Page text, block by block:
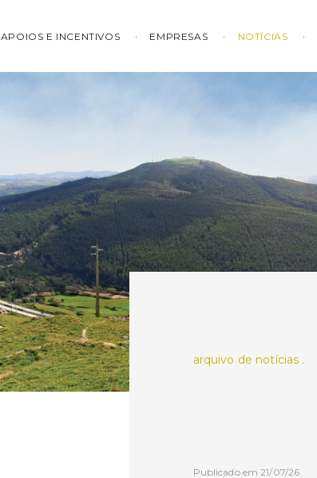
APOIOS E INCENTIVOS EMPRESAS NOTÍCIAS
arquivo de notícias .
Publicado em 21/07/26